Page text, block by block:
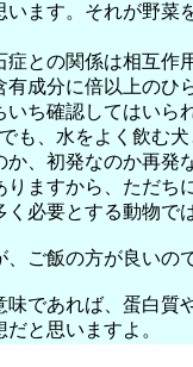
ます。それが野
との関係は相互作
成分に倍以上の
ち確認してはい
も、水をよく飲む
、初発なのか再発
ますから、ただ
必要とする動物で
ご飯の方が良いの
であれば、蛋白質
と思いますよ。